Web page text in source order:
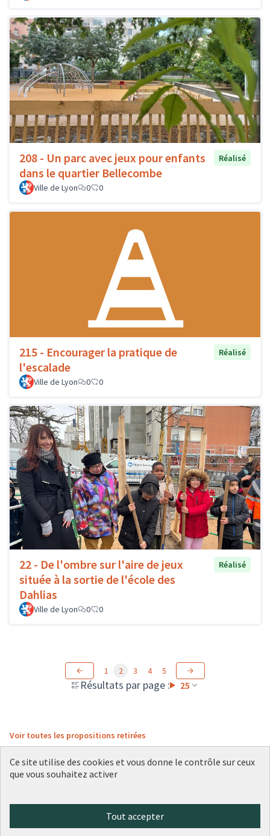
208 - Un parc avec jeux pour enfants
dans le quartier Bellecombe
Réalisé
Ville de Lyon 0 0
215 - Encourager la pratique de
l'escalade
Réalisé
Ville de Lyon 0 0
22 - De l'ombre sur l'aire de jeux
située à la sortie de l'école des
Dahlias
Réalisé
Ville de Lyon 0 0
Résultats par page : 25
1 2 3 4 5
Voir toutes les propositions retirées
(Lien externe)
(Lien externe)
(Lien externe)
(Lien externe)
(Lien externe)
Ce site utilise des cookies et vous donne le contrôle sur ceux
que vous souhaitez activer
Tout accepter